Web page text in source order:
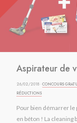
Aspirateur de
26/02/2018 ·CONCOURS
RÉDUCTIONS
Pour bien démarrer le
en béton ! La cleaning